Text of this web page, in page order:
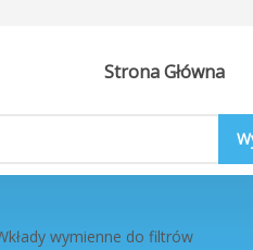
Strona Główna
wymienne do filtrów